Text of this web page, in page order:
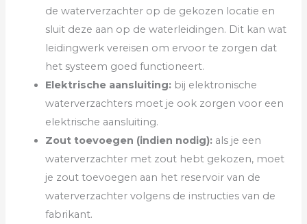
de waterverzachter op de gekozen locatie en
sluit deze aan op de waterleidingen. Dit kan wat
leidingwerk vereisen om ervoor te zorgen dat
het systeem goed functioneert.
Elektrische aansluiting: bij elektronische
waterverzachters moet je ook zorgen voor een
elektrische aansluiting.
Zout toevoegen (indien nodig): als je een
waterverzachter met zout hebt gekozen, moet
je zout toevoegen aan het reservoir van de
waterverzachter volgens de instructies van de
fabrikant.